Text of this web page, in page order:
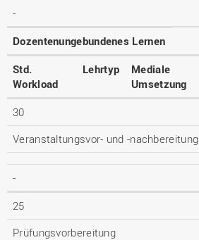
-
Dozentenungebundenes Lernen
Std.
Workload
Lehrtyp
Mediale
Umsetzung
30
Veranstaltungsvor- und -nachbereitung
-
25
Prüfungsvorbereitung